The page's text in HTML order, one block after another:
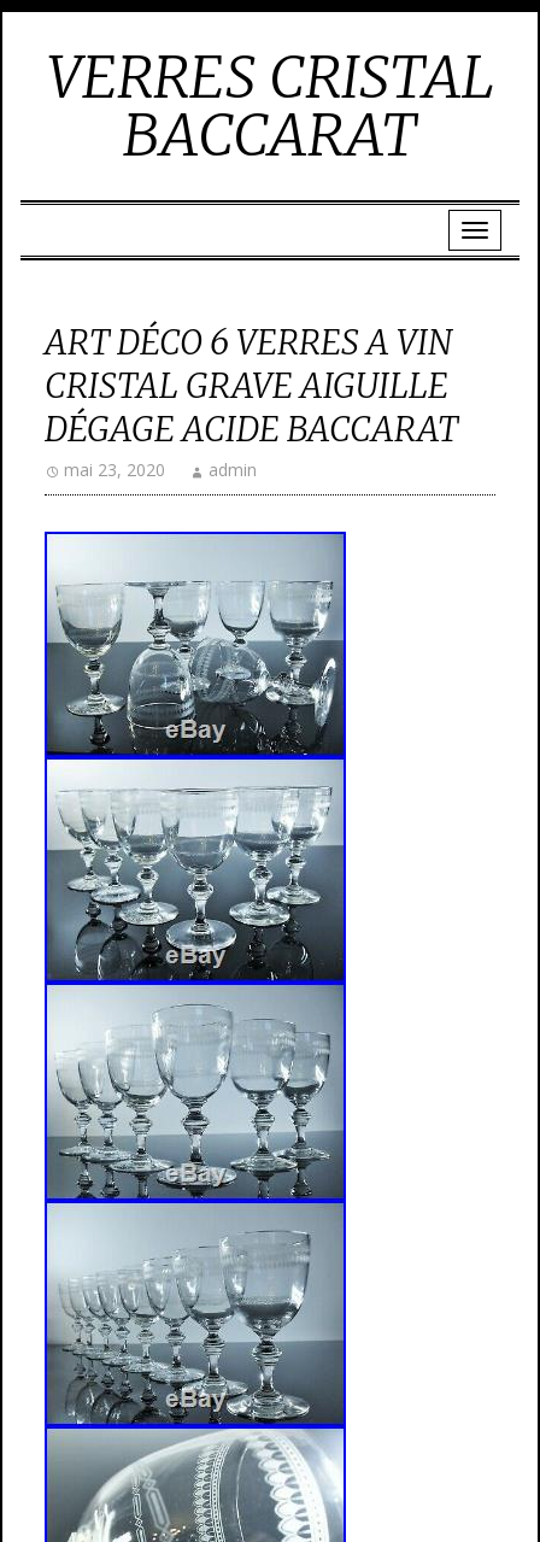
VERRES CRISTAL
BACCARAT
ART DÉCO 6 VERRES A VIN
CRISTAL GRAVE AIGUILLE
DÉGAGE ACIDE BACCARAT
mai 23, 2020 admin